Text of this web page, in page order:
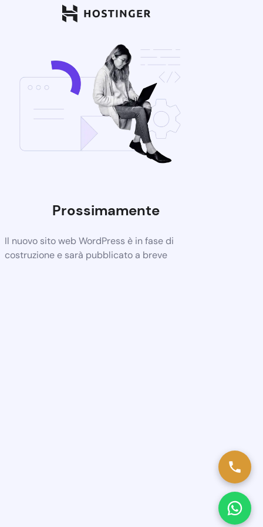
Prossimamente
Il nuovo sito web WordPress è in fase di
costruzione e sarà pubblicato a breve